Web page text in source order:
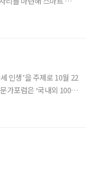
인생’을 주제로 10월 22
가포럼은 ‘국내외 100대